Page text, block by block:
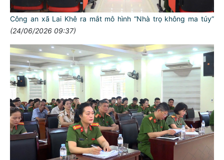
Công an xã Lai Khê ra mắt mô hình “Nhà trọ không ma túy”
(24/06/2026 09:37)